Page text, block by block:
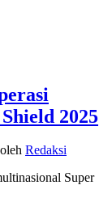
2025
oleh Redaksi
Super